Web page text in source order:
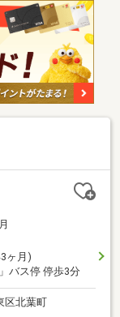
ヶ月)
バス停 停歩3分
区北葉町